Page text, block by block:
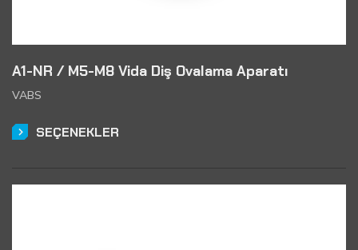
A1-NR / M5-M8 Vida Diş Ovalama Aparatı
VABS
SEÇENEKLER